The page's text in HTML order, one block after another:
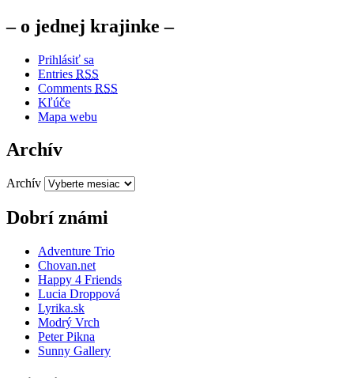
– o jednej krajinke –
Prihlásiť sa
Entries RSS
Comments RSS
Kľúče
Mapa webu
Archív
Archív
Dobrí známi
Adventure Trio
Chovan.net
Happy 4 Friends
Lucia Droppová
Lyrika.sk
Modrý Vrch
Peter Pikna
Sunny Gallery